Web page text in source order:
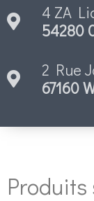
4 ZA
54280
2 Rue
67160